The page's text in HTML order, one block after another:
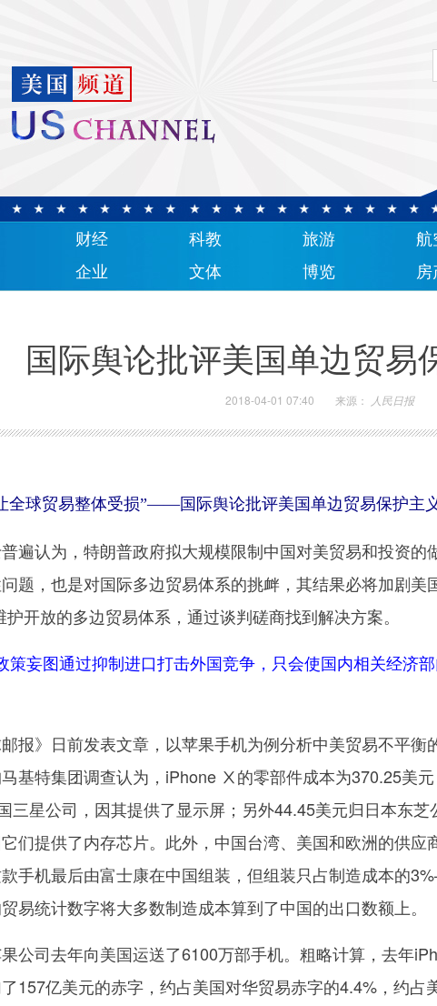
财经 科教 旅游 航
企业 文体 博览 房
国际舆论批评美国单边贸易
2018-04-01 07:40 来源： 人民日报
全球贸易整体受损”——国际舆论批评美国单边贸易保护主
认为，特朗普政府拟大规模限制中国对美贸易和投资的
题，也是对国际多边贸易体系的挑衅，其结果必将加剧美
开放的多边贸易体系，通过谈判磋商找到解决方案。
策妄图通过抑制进口打击外国竞争，只会使国内相关经济
》日前发表文章，以苹果手机为例分析中美贸易不平衡的
基特集团调查认为，iPhone Ⅹ的零部件成本为370.25美
三星公司，因其提供了显示屏；另外44.45美元归日本东芝
们提供了内存芯片。此外，中国台湾、美国和欧洲的供应
手机最后由富士康在中国组装，但组装只占制造成本的
易统计数字将大多数制造成本算到了中国的出口数额上。
司去年向美国运送了6100万部手机。粗略计算，去年
157亿美元的赤字，约占美国对华贸易赤字的4.4%，约占